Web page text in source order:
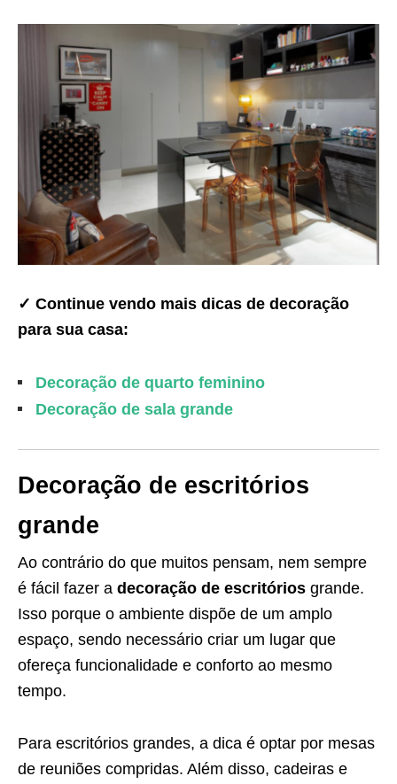
✓ Continue vendo mais dicas de decoração
para sua casa:
Decoração de quarto feminino
Decoração de sala grande
Decoração de escritórios
grande
Ao contrário do que muitos pensam, nem sempre
é fácil fazer a decoração de escritórios grande.
Isso porque o ambiente dispõe de um amplo
espaço, sendo necessário criar um lugar que
ofereça funcionalidade e conforto ao mesmo
tempo.
Para escritórios grandes, a dica é optar por mesas
de reuniões compridas. Além disso, cadeiras e